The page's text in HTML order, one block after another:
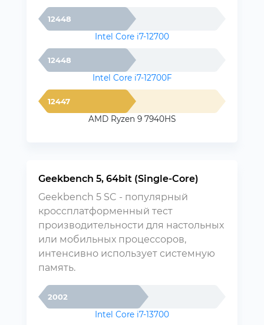
12448
Intel Core i7-12700
12448
Intel Core i7-12700F
12447
AMD Ryzen 9 7940HS
Geekbench 5, 64bit (Single-Core)
Geekbench 5 SC - популярный
кроссплатформенный тест
производительности для настольных
или мобильных процессоров,
интенсивно использует системную
память.
2002
Intel Core i7-13700